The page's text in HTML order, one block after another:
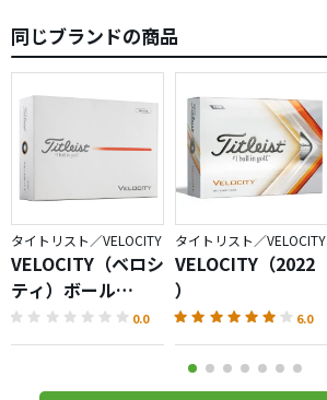
同じブランドの商品
タイトリスト／VELOCITY
VELOCITY（ベロシ
ティ）ボール
（2026）
0.0
タイトリスト／VELOCITY
VELOCITY（2022
）
6.0